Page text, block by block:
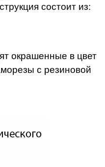
состоит из:
окрашенные в цвет
с резиновой